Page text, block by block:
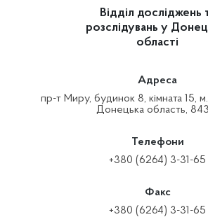
Відділ досліджень
розслідувань у
області
Адреса
пр-т Миру, будинок 8, кімната 15,
Донецька область,
Телефони
+380 (6264) 3-31-65
Факс
+380 (6264) 3-31-65